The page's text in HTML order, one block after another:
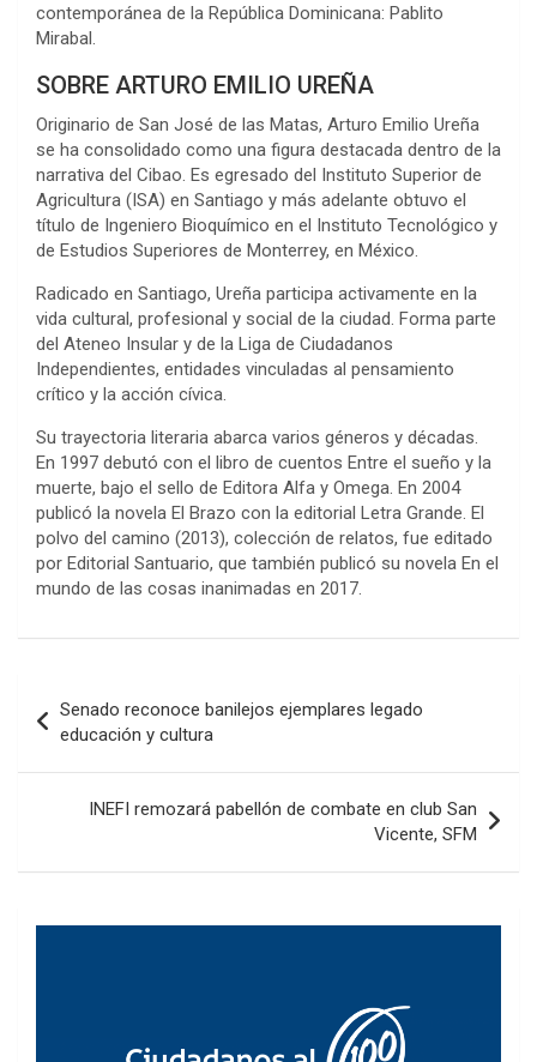
contemporánea de la República Dominicana: Pablito
Mirabal.
SOBRE ARTURO EMILIO UREÑA
Originario de San José de las Matas, Arturo Emilio Ureña
se ha consolidado como una figura destacada dentro de la
narrativa del Cibao. Es egresado del Instituto Superior de
Agricultura (ISA) en Santiago y más adelante obtuvo el
título de Ingeniero Bioquímico en el Instituto Tecnológico y
de Estudios Superiores de Monterrey, en México.
Radicado en Santiago, Ureña participa activamente en la
vida cultural, profesional y social de la ciudad. Forma parte
del Ateneo Insular y de la Liga de Ciudadanos
Independientes, entidades vinculadas al pensamiento
crítico y la acción cívica.
Su trayectoria literaria abarca varios géneros y décadas.
En 1997 debutó con el libro de cuentos Entre el sueño y la
muerte, bajo el sello de Editora Alfa y Omega. En 2004
publicó la novela El Brazo con la editorial Letra Grande. El
polvo del camino (2013), colección de relatos, fue editado
por Editorial Santuario, que también publicó su novela En el
mundo de las cosas inanimadas en 2017.
de
entradas
Senado reconoce banilejos ejemplares legado
educación y cultura
INEFI remozará pabellón de combate en club San
Vicente, SFM